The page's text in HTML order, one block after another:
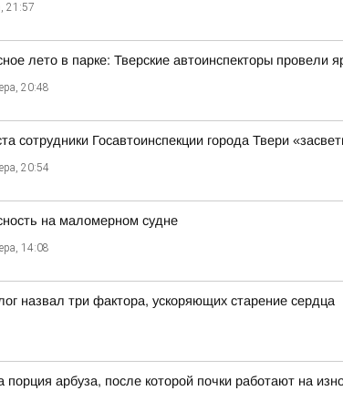
21:57
лето в парке: Тверские автоинспекторы провели
20:48
сотрудники Госавтоинспекции города Твери
20:54
на малoмернoм судне
14:08
назвал три фактора, ускоряющих старение сердца
порция арбуза, после которой почки работают на